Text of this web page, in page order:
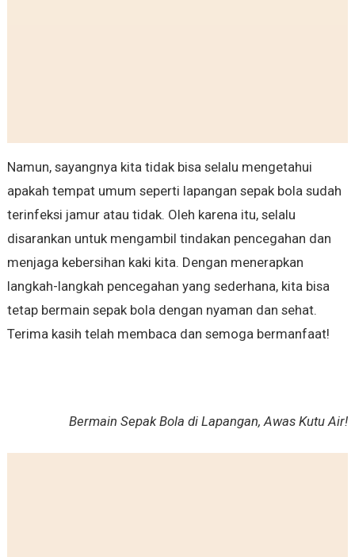
Namun, sayangnya kita tidak bisa selalu mengetahui
apakah tempat umum seperti lapangan sepak bola sudah
terinfeksi jamur atau tidak. Oleh karena itu, selalu
disarankan untuk mengambil tindakan pencegahan dan
menjaga kebersihan kaki kita. Dengan menerapkan
langkah-langkah pencegahan yang sederhana, kita bisa
tetap bermain sepak bola dengan nyaman dan sehat.
Terima kasih telah membaca dan semoga bermanfaat!
Bermain Sepak Bola di Lapangan, Awas Kutu Air!